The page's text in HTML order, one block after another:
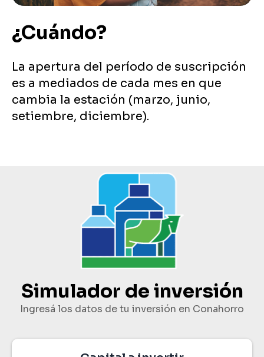
¿Cuándo?
La apertura del período de suscripción
es a mediados de cada mes en que
cambia la estación (marzo, junio,
setiembre, diciembre).
Simulador de inversión
Ingresá los datos de tu inversión en Conahorro